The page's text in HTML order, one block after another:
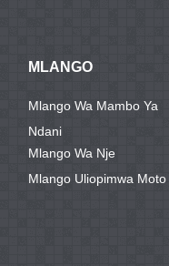
MLANGO
Mlango Wa Mambo Ya
Ndani
Mlango Wa Nje
Mlango Uliopimwa Moto